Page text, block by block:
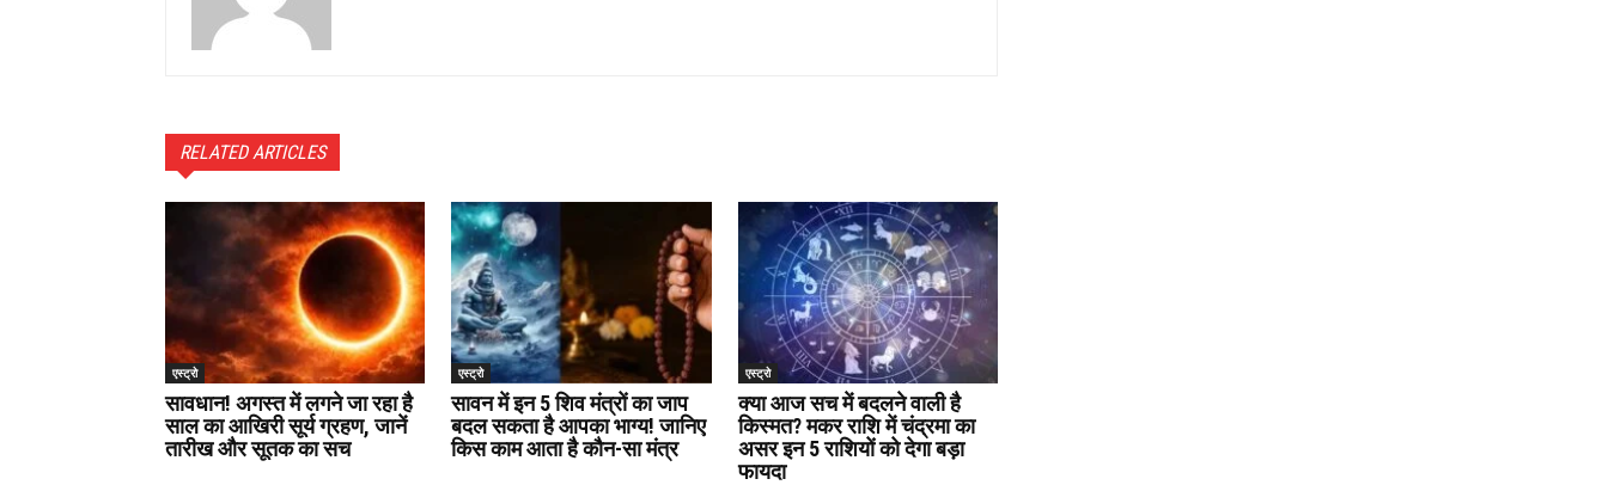
RELATED ARTICLES
एस्ट्रो
सावधान! अगस्त में लगने जा रहा है
साल का आखिरी सूर्य ग्रहण, जानें
तारीख और सूतक का सच
एस्ट्रो
सावन में इन 5 शिव मंत्रों का जाप
बदल सकता है आपका भाग्य! जानिए
किस काम आता है कौन-सा मंत्र
एस्ट्रो
क्या आज सच में बदलने वाली है
किस्मत? मकर राशि में चंद्रमा का
असर इन 5 राशियों को देगा बड़ा
फायदा